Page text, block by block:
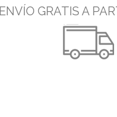
ENVÍO GRATIS A